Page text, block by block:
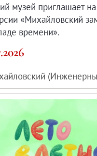
музей приглашает
«Михайловский
времени».